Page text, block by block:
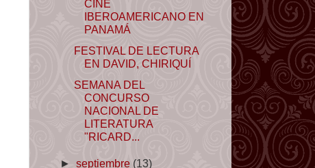
CINE
IBEROAMERICANO EN
PANAMÁ
FESTIVAL DE LECTURA
EN DAVID, CHIRIQUÍ
SEMANA DEL
CONCURSO
NACIONAL DE
LITERATURA
"RICARD...
►septiembre (13)